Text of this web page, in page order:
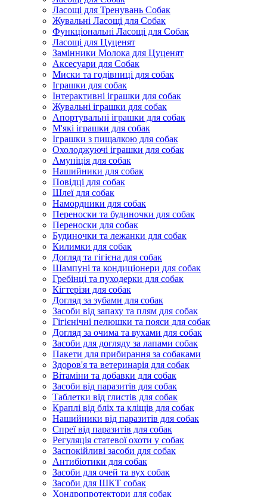
Ласощі для Тренувань Собак
Жувальні Ласощі для Собак
Функціональні Ласощі для Собак
Ласощі для Цуценят
Замінники Молока для Цуценят
Аксесуари для Собак
Миски та годівниці для собак
Іграшки для собак
Інтерактивні іграшки для собак
Жувальні іграшки для собак
Апортувальні іграшки для собак
М'які іграшки для собак
Іграшки з пищалкою для собак
Охолоджуючі іграшки для собак
Амуніція для собак
Нашийники для собак
Повідці для собак
Шлеї для собак
Намордники для собак
Переноски та будиночки для собак
Переноски для собак
Будиночки та лежанки для собак
Килимки для собак
Догляд та гігієна для собак
Шампуні та кондиціонери для собак
Гребінці та пуходерки для собак
Кігтерізи для собак
Догляд за зубами для собак
Засоби від запаху та плям для собак
Гігієнічні пелюшки та пояси для собак
Догляд за очима та вухами для собак
Засоби для догляду за лапами собак
Пакети для прибирання за собаками
Здоров'я та ветеринарія для собак
Вітаміни та добавки для собак
Засоби від паразитів для собак
Таблетки від глистів для собак
Краплі від бліх та кліщів для собак
Нашийники від паразитів для собак
Спреї від паразитів для собак
Регуляція статевої охоти у собак
Заспокійливі засоби для собак
Антибіотики для собак
Засоби для очей та вух собак
Засоби для ШКТ собак
Хондропротектори для собак